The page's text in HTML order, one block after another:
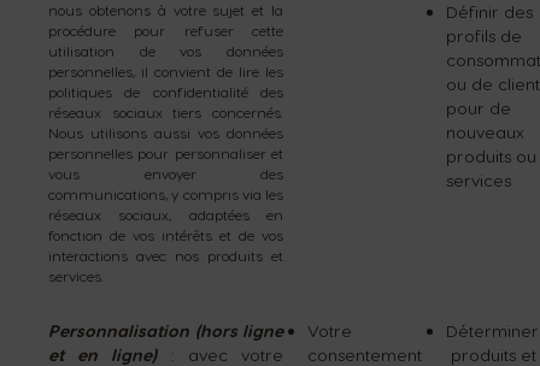
nous obtenons à votre sujet et la
procédure pour refuser cette
utilisation de vos données
personnelles, il convient de lire les
politiques de confidentialité des
réseaux sociaux tiers concernés.
Nous utilisons aussi vos données
personnelles pour personnaliser et
vous envoyer des
communications, y compris via les
réseaux sociaux, adaptées en
fonction de vos intérêts et de vos
interactions avec nos produits et
services.
Définir des
profils de
ou de
pour de
nouveaux
produits ou
services
Personnalisation (hors ligne
et en ligne): avec votre
Votre
consentement
produits et